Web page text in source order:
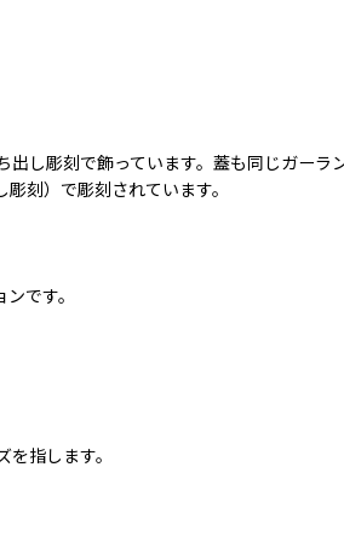
し彫刻で飾っています。蓋も同じガーラン
刻）で彫刻されています。
です。
指します。